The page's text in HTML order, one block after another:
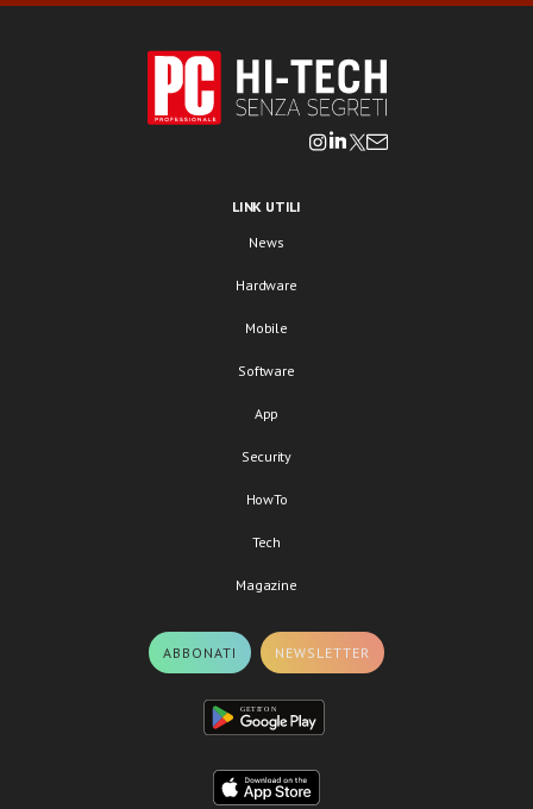
LINK UTILI
News
Hardware
Mobile
Software
App
Security
HowTo
Tech
Magazine
ABBONATI NEWSLETTER